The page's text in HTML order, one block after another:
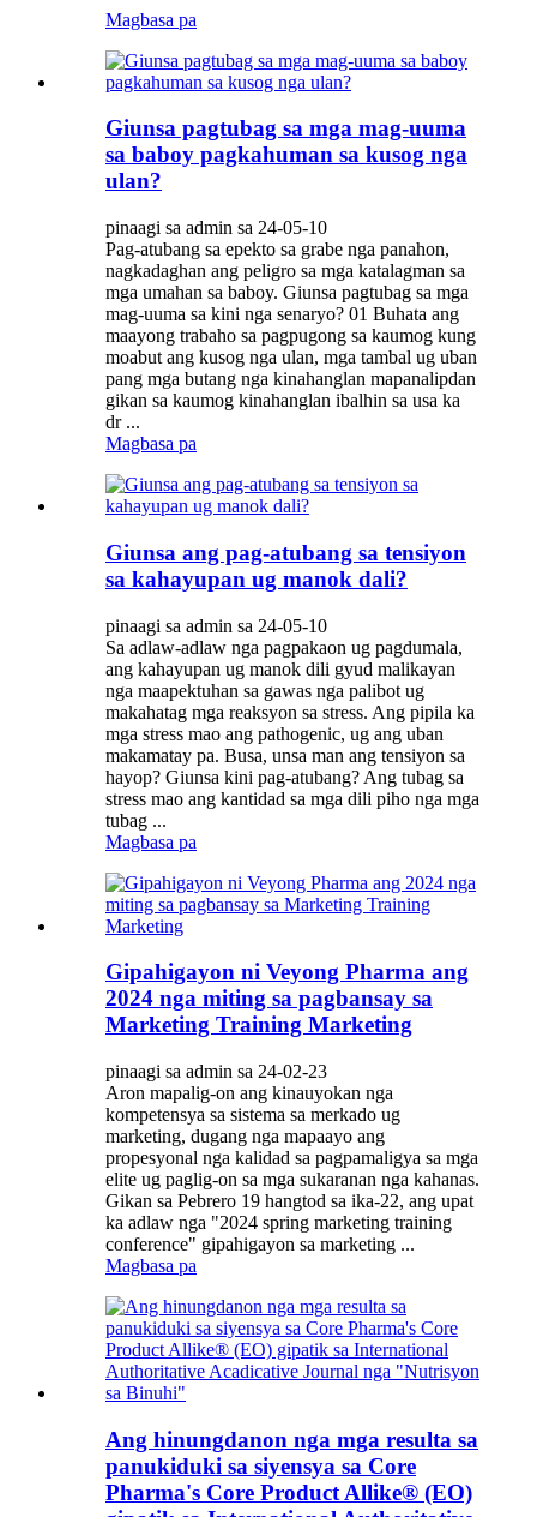
Magbasa pa
Giunsa pagtubag sa mga mag-uuma
sa baboy pagkahuman sa kusog nga
ulan?
pinaagi sa admin sa 24-05-10
Pag-atubang sa epekto sa grabe nga panahon,
nagkadaghan ang peligro sa mga katalagman sa
mga umahan sa baboy. Giunsa pagtubag sa mga
mag-uuma sa kini nga senaryo? 01 Buhata ang
maayong trabaho sa pagpugong sa kaumog kung
moabut ang kusog nga ulan, mga tambal ug uban
pang mga butang nga kinahanglan mapanalipdan
gikan sa kaumog kinahanglan ibalhin sa usa ka
dr ...
Magbasa pa
Giunsa ang pag-atubang sa tensiyon
sa kahayupan ug manok dali?
pinaagi sa admin sa 24-05-10
Sa adlaw-adlaw nga pagpakaon ug pagdumala,
ang kahayupan ug manok dili gyud malikayan
nga maapektuhan sa gawas nga palibot ug
makahatag mga reaksyon sa stress. Ang pipila ka
mga stress mao ang pathogenic, ug ang uban
makamatay pa. Busa, unsa man ang tensiyon sa
hayop? Giunsa kini pag-atubang? Ang tubag sa
stress mao ang kantidad sa mga dili piho nga mga
tubag ...
Magbasa pa
Gipahigayon ni Veyong Pharma ang
2024 nga miting sa pagbansay sa
Marketing Training Marketing
pinaagi sa admin sa 24-02-23
Aron mapalig-on ang kinauyokan nga
kompetensya sa sistema sa merkado ug
marketing, dugang nga mapaayo ang
propesyonal nga kalidad sa pagpamaligya sa mga
elite ug paglig-on sa mga sukaranan nga kahanas.
Gikan sa Pebrero 19 hangtod sa ika-22, ang upat
ka adlaw nga "2024 spring marketing training
conference" gipahigayon sa marketing ...
Magbasa pa
Ang hinungdanon nga mga resulta sa
panukiduki sa siyensya sa Core
Pharma's Core Product Allike® (EO)